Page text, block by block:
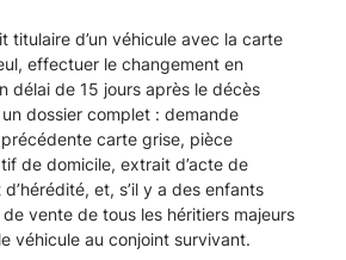
titulaire d’un véhicule avec la carte
effectuer le changement en
délai de 15 jours après le décès
dossier complet : demande
carte grise, pièce
de domicile, extrait d’acte de
et, s’il y a des enfants
vente de tous les héritiers majeurs
véhicule au conjoint survivant.